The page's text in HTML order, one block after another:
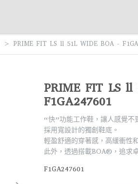
PRIME FIT LS ll 51L WIDE BOA -
PRIME FIT LS
F1GA247601
“快”功能工作鞋，讓人感覺不
採用寬設計的獨創鞋底。
輕盈舒適的穿著感，高緩衝性
此外，透過搭載BOA®，追求
F1GA247601